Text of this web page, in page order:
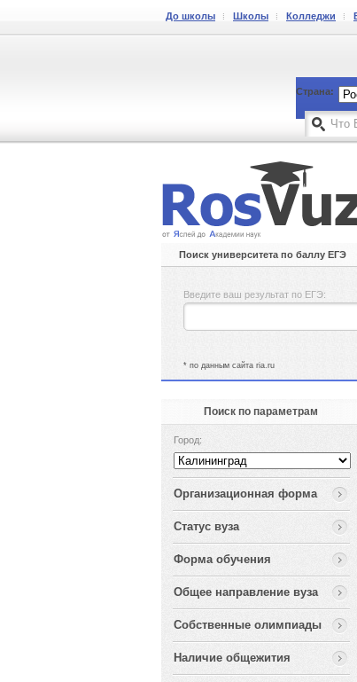
До школы Школы Колледжи
Страна:
Поиск университета по баллу ЕГЭ
Введите ваш результат по ЕГЭ:
* по данным сайта ria.ru
Поиск по параметрам
Город:
Организационная форма
Cтатус вуза
Форма обучения
Общее направление вуза
Собственные олимпиады
Наличие общежития